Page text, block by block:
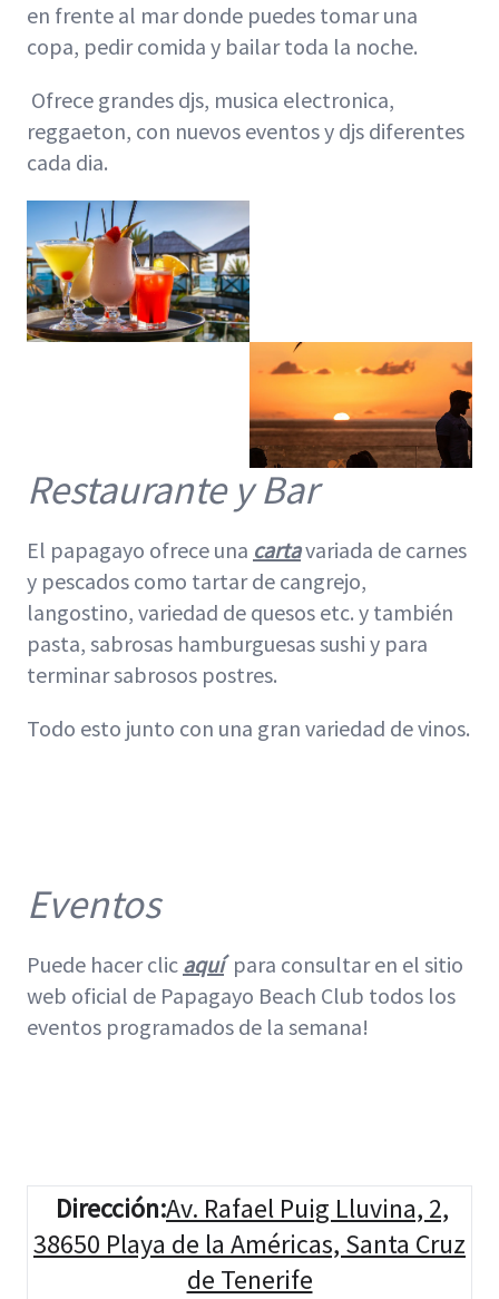
en frente al mar donde puedes tomar una
copa, pedir comida y bailar toda la noche.
Ofrece grandes djs, musica electronica,
reggaeton, con nuevos eventos y djs diferentes
cada dia.
Restaurante y Bar
El papagayo ofrece una cartavariada de carnes
y pescados como tartar de cangrejo,
langostino, variedad de quesos etc. y también
pasta, sabrosas hamburguesas sushi y para
terminar sabrosos postres.
Todo esto junto con una gran variedad de vinos.
Eventos
Puede hacer clic aquípara consultar en el sitio
web oficial de Papagayo Beach Club todos los
eventos programados de la semana!
Dirección:Av. Rafael Puig Lluvina, 2,
38650 Playa de la Américas, Santa Cruz
de Tenerife